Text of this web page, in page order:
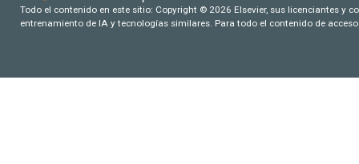
Todo el contenido en este sitio: Copyright © 2026 Elsevier, sus licenciantes y
entrenamiento de IA y tecnologías similares. Para todo el contenido de